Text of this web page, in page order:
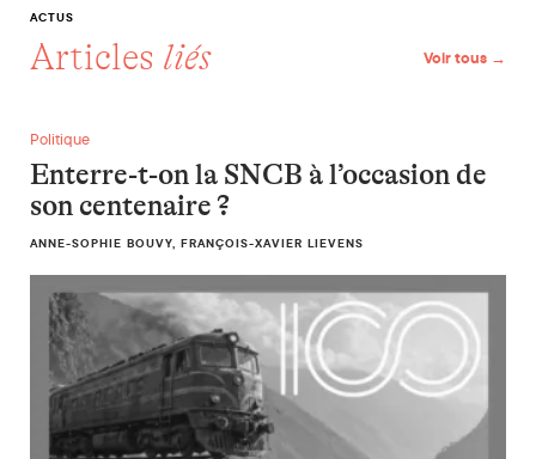
ACTUS
Articles liés Voir tous →
Enterre-t-on la SNCB à l’occasion de son centenaire ?
Politique
Enterre-t-on la SNCB à l’occasion de
son centenaire ?
ANNE-SOPHIE BOUVY, FRANÇOIS-XAVIER LIEVENS